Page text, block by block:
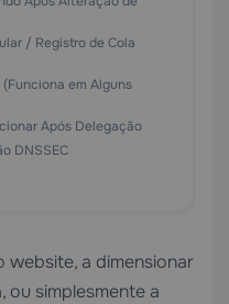
/ Registro de Cola
em Alguns
Após Delegação
DNSSEC
website, a dimensionar
ou simplesmente a